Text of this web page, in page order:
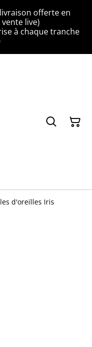
livraison offerte en
live)
à chaque tranche
d'oreilles Iris